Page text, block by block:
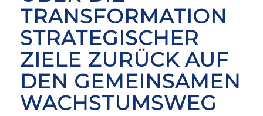
TRANSFORMATION
STRATEGISCHER
ZIELE ZURÜCK AUF
DEN GEMEINSAMEN
WACHSTUMSWEG